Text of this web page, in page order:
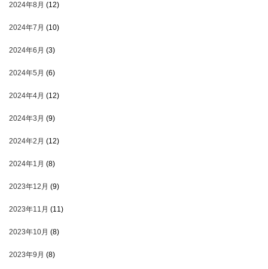
2024年8月 (12)
2024年7月 (10)
2024年6月 (3)
2024年5月 (6)
2024年4月 (12)
2024年3月 (9)
2024年2月 (12)
2024年1月 (8)
2023年12月 (9)
2023年11月 (11)
2023年10月 (8)
2023年9月 (8)